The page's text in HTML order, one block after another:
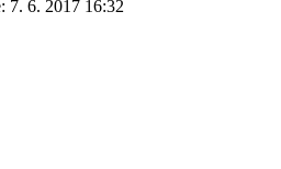
7. 6. 2017 16:32